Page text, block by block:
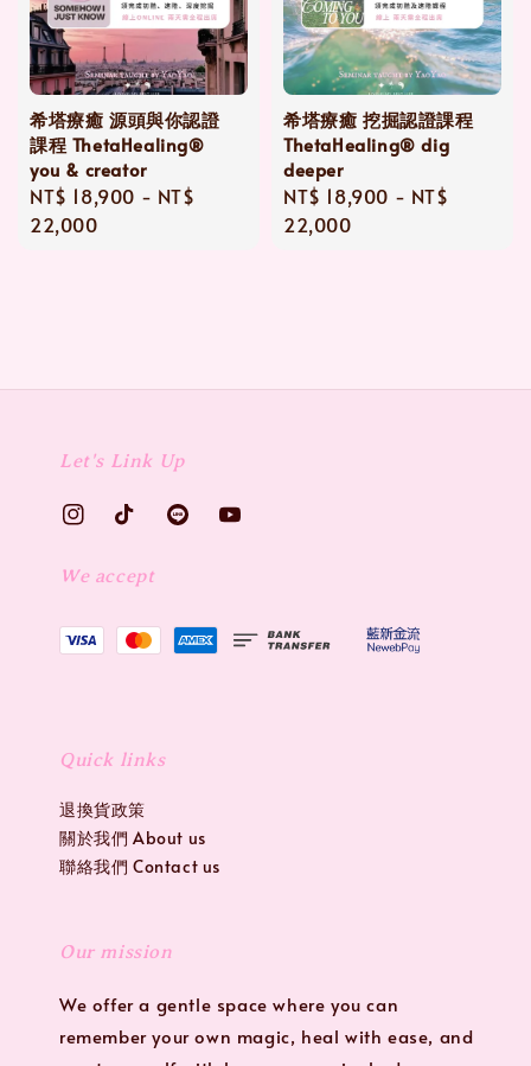
希塔療癒 源頭與你認證
課程 ThetaHealing®
you & creator
Regular
price
NT$ 18,900 - NT$
22,000
希塔療癒 挖掘認證課程
ThetaHealing® dig
deeper
Regular
price
NT$ 18,900 - NT$
22,000
Let's Link Up
We accept
Quick links
退換貨政策
關於我們 About us
聯絡我們 Contact us
Our mission
We offer a gentle space where you can
remember your own magic, heal with ease, and